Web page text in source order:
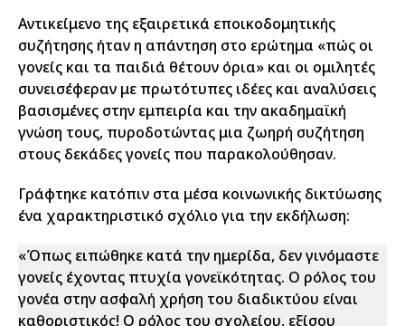
Αντικείμενο της εξαιρετικά εποικοδομητικής
συζήτησης ήταν η απάντηση στο ερώτημα «πώς οι
γονείς και τα παιδιά θέτουν όρια» και οι ομιλητές
συνεισέφεραν με πρωτότυπες ιδέες και αναλύσεις
βασισμένες στην εμπειρία και την ακαδημαϊκή
γνώση τους, πυροδοτώντας μια ζωηρή συζήτηση
στους δεκάδες γονείς που παρακολούθησαν.
Γράφτηκε κατόπιν στα μέσα κοινωνικής δικτύωσης
ένα χαρακτηριστικό σχόλιο για την εκδήλωση:
«Όπως ειπώθηκε κατά την ημερίδα, δεν γινόμαστε
γονείς έχοντας πτυχία γονεϊκότητας. Ο ρόλος του
γονέα στην ασφαλή χρήση του διαδικτύου είναι
καθοριστικός! Ο ρόλος του σχολείου, εξίσου